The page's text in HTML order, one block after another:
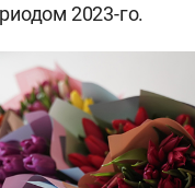
2023-го.